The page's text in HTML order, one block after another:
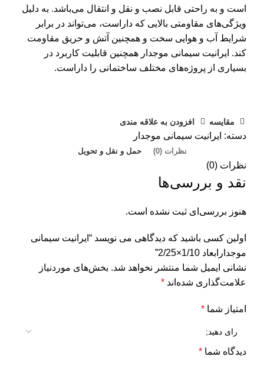
است و به راحتی قابل نصب و نقل و انتقال می‌باشد. به دلیل
ویژگی‌های مقاومتی بالایی که داراست، می‌تواند در برابر
شرایط آب و هوایی سخت و همچنین آتش و حریق مقاومت
کند. ایرانیت سیمانی موجدار همچنین قابلیت کاربرد در
بسیاری از پروژه‌های مختلف ساختمانی را داراست.
مقايسه افزودن به علاقه مندی
دسته: ایرانیت سیمانی موجدار
نظرات (0) حمل و نقل و تحویل
نظرات (0)
نقد و بررسی‌ها
هنوز بررسی‌ای ثبت نشده است.
اولین کسی باشید که دیدگاهی می نویسد “ایرانیت سیمانی
موجدارابعاد 1/10×2/25”
نشانی ایمیل شما منتشر نخواهد شد. بخش‌های موردنیاز
علامت‌گذاری شده‌اند *
امتیاز شما *
دیدگاه شما *